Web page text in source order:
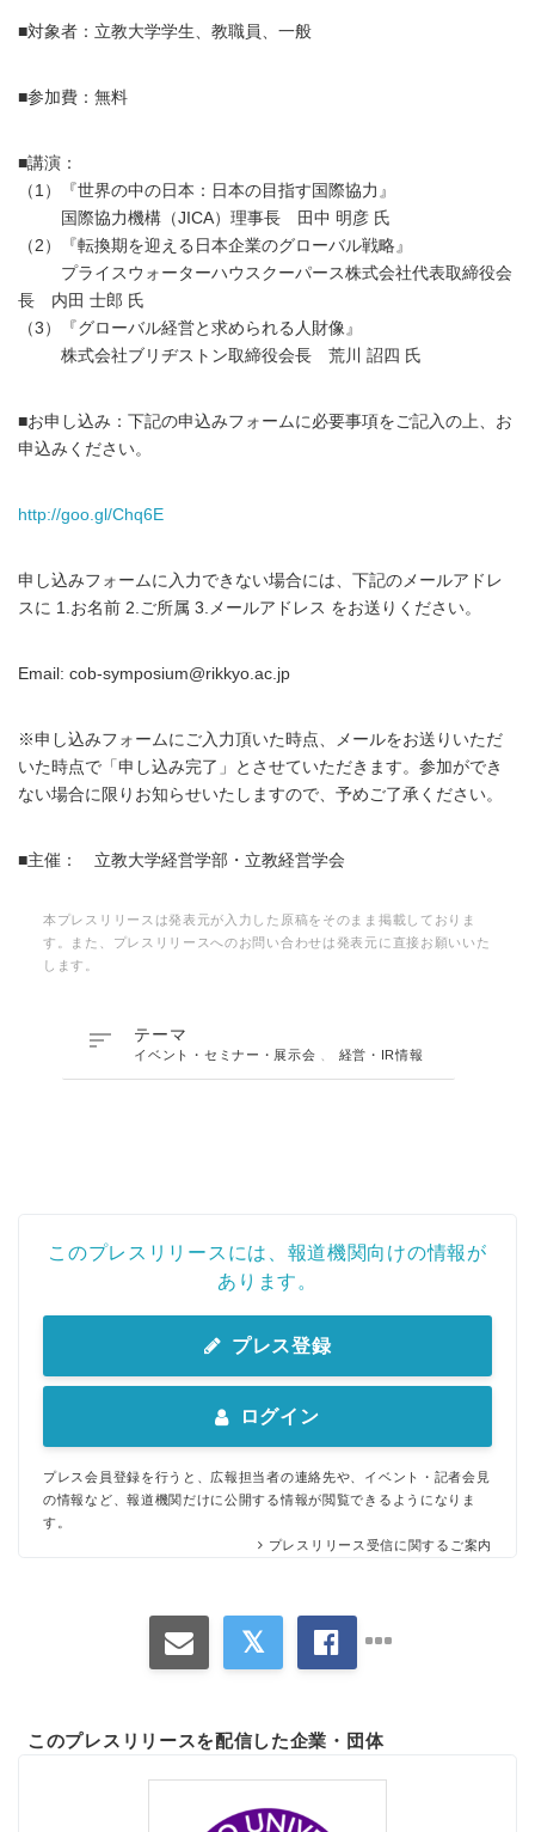
■対象者：立教大学学生、教職員、一般
■参加費：無料
■講演：
（1）『世界の中の日本：日本の目指す国際協力』
国際協力機構（JICA）理事長 田中 明彦 氏
（2）『転換期を迎える日本企業のグローバル戦略』
プライスウォーターハウスクーパース株式会社代表取締役会
長 内田 士郎 氏
（3）『グローバル経営と求められる人財像』
株式会社ブリヂストン取締役会長 荒川 詔四 氏
■お申し込み：下記の申込みフォームに必要事項をご記入の上、お
申込みください。
http://goo.gl/Chq6E
申し込みフォームに入力できない場合には、下記のメールアドレ
スに 1.お名前 2.ご所属 3.メールアドレス をお送りください。
Email: cob-symposium@rikkyo.ac.jp
※申し込みフォームにご入力頂いた時点、メールをお送りいただ
いた時点で「申し込み完了」とさせていただきます。参加ができ
ない場合に限りお知らせいたしますので、予めご了承ください。
■主催： 立教大学経営学部・立教経営学会
本プレスリリースは発表元が入力した原稿をそのまま掲載しておりま
す。また、プレスリリースへのお問い合わせは発表元に直接お願いいた
します。
 テーマ
イベント・セミナー・展示会 経営・IR情報
このプレスリリースには、報道機関向けの情報が
あります。
プレス登録
ログイン
プレス会員登録を行うと、広報担当者の連絡先や、イベント・記者会見
の情報など、報道機関だけに公開する情報が閲覧できるようになりま
す。
プレスリリース受信に関するご案内
このプレスリリースを配信した企業・団体